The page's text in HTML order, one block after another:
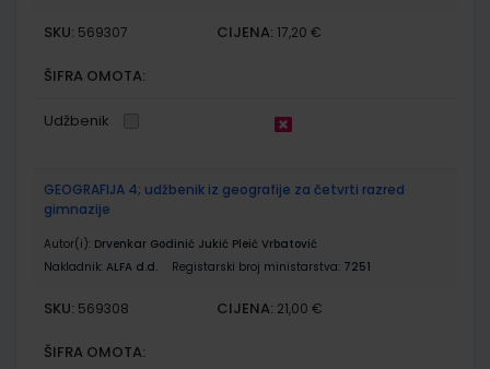
SKU: 569307 CIJENA: 17,20 €
ŠIFRA OMOTA:
Udžbenik
GEOGRAFIJA 4; udžbenik iz geografije za četvrti razred
gimnazije
Autor(i): Drvenkar Godinić Jukić Pleić Vrbatović
Nakladnik: ALFA d.d. Registarski broj ministarstva: 7251
SKU: 569308 CIJENA: 21,00 €
ŠIFRA OMOTA: